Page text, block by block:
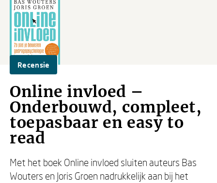
Recensie
Online invloed –
Onderbouwd, compleet,
toepasbaar en easy to
read
Met het boek Online invloed sluiten auteurs Bas
Wouters en Joris Groen nadrukkelijk aan bij het